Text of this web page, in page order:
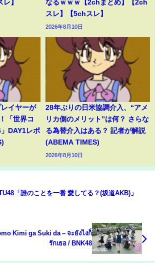
】
なるｗｗｗ【2chまとめ】【2ch
スレ】【5chスレ】
2026年8月10日
イヤーが
「世界コ
DAY1レポ
28年ぶりの日米協調介入、“アメ
リカ側のメリット”は何？ さらな
る為替介入はある？ 記者が解説
(ABEMA TIMES)
2026年8月10日
「誰のことを一番 愛してる？(坂道AKB)」
Kimi ga Suki da – จะยังไงก็
รักเธอ / BNK48